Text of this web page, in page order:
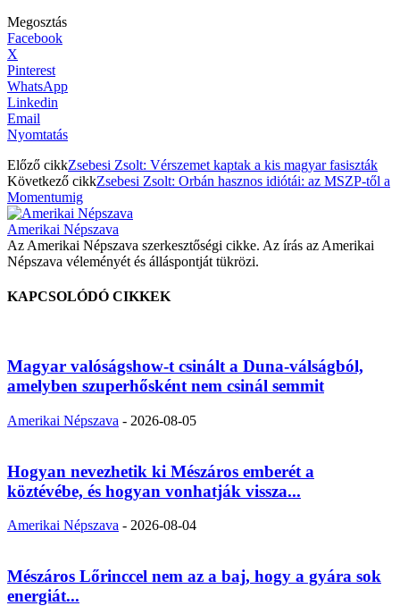
Megosztás
Facebook
X
Pinterest
WhatsApp
Linkedin
Email
Nyomtatás
Előző cikkZsebesi Zsolt: Vérszemet kaptak a kis magyar fasiszták
Következő cikkZsebesi Zsolt: Orbán hasznos idiótái: az MSZP-től a
Momentumig
Amerikai Népszava
Az Amerikai Népszava szerkesztőségi cikke. Az írás az Amerikai
Népszava véleményét és álláspontját tükrözi.
KAPCSOLÓDÓ CIKKEK
Magyar valóságshow-t csinált a Duna-válságból,
amelyben szuperhősként nem csinál semmit
Amerikai Népszava - 2026-08-05
Hogyan nevezhetik ki Mészáros emberét a
köztévébe, és hogyan vonhatják vissza...
Amerikai Népszava - 2026-08-04
Mészáros Lőrinccel nem az a baj, hogy a gyára sok
energiát...